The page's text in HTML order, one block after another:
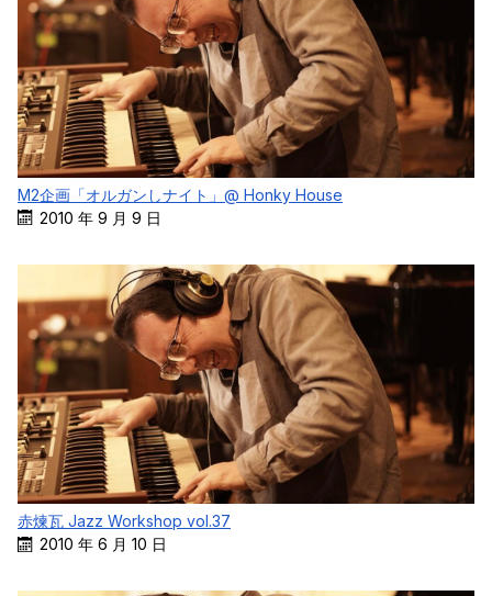
M2企画「オルガンしナイト」@ Honky House
2010 年 9 月 9 日
赤煉瓦 Jazz Workshop vol.37
2010 年 6 月 10 日